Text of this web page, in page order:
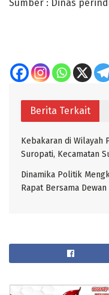
Sumber : Dinas
Berita Terkait
Kebakaran di Wilayah
Suropati, Kecamatan
Dinamika Politik
Rapat Bersama